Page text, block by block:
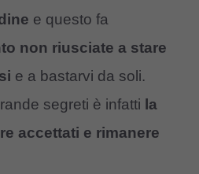
e questo fa
non riusciate a stare
e a bastarvi da soli.
segreti è infatti la
accettati e rimanere